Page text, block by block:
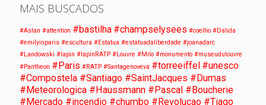
MAIS BUSCADOS
#Aslan #attention #bastilha #champselysees #coelho #Dalida
#emilyinparis #escultura #Estatua #estatuadaliberdade #joanadarc
#Landowski #lapin #lapinRATP #Louvre #Milo #monumento #museudulouvre
#Pantheon #Paris #RATP #Santagenoveva #torreeiffel #unesco
#Compostela #Santiago #SaintJacques #Dumas
#Meteorologica #Haussmann #Pascal #Boucherie
#Mercado #incendio #chumbo #Revolucao #Tiago